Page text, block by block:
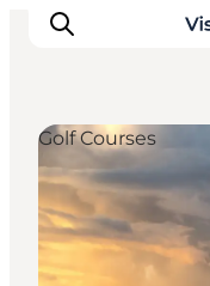
Ispirazioni
Dove andare
Cosa fare
Golf Courses